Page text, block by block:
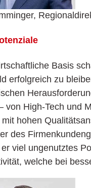
Basis
erfolgreich zu
von High-Tech und
hohen
des
viel ungenutztes
welche bei